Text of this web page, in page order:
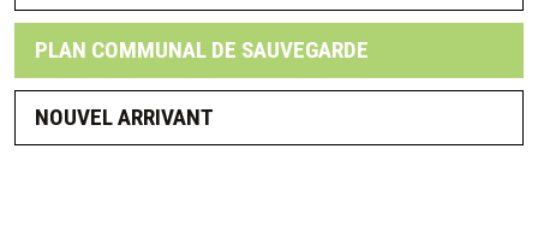
PLAN COMMUNAL DE SAUVEGARDE
NOUVEL ARRIVANT